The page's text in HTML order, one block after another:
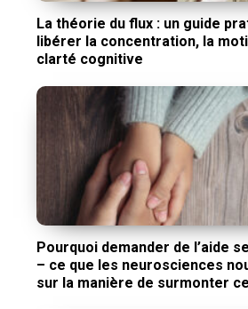
La théorie du flux : un guide
libérer la concentration, la
clarté cognitive
Pourquoi demander de l’aide
– ce que les neurosciences
sur la manière de surmonter